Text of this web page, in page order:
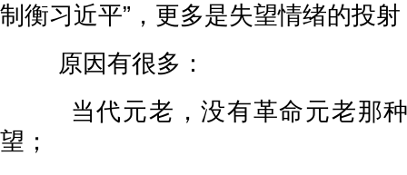
制衡习近平”，更多是失望情绪的投
原因有很多：
当代元老，没有革命元老那种
望；